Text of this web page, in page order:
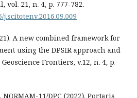
vol. 21, n. 4, p. 777-782.
A new combined framework for
using the DPSIR approach and
Frontiers, v.12, n. 4, p.
NORMAM-11/DPC (2022). Portaria